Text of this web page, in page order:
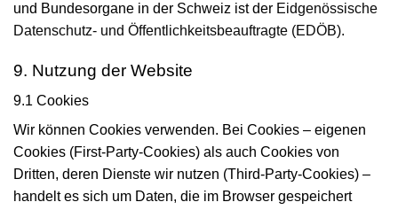
und Bundes­organe in der Schweiz ist der Eid­genössische
Daten­schutz- und Öffentlich­keits­beauftragte (EDÖB).
9. Nutzung der Website
9.1 Cookies
Wir können Cookies verwenden. Bei Cookies – eigenen
Cookies (First-Party-Cookies) als auch Cookies von
Dritten, deren Dienste wir nutzen (Third-Party-Cookies) –
handelt es sich um Daten, die im Browser gespeichert